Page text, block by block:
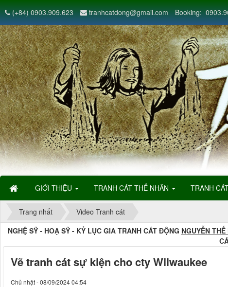
GIỚI THIỆU TRANH CÁT THẾ NHÂN TRANH
(+84) 0903.909.623 tranhcatdong@gmail.com Booking:
Trang nhất Video Tranh cát
NGHỆ SỸ - HOẠ SỸ - KỶ LỤC GIA TRANH CÁT ĐỘNG NGUYỄN THẾ
Vẽ tranh cát sự kiện cho cty Wilwaukee
Chủ nhật - 08/09/2024 04:54